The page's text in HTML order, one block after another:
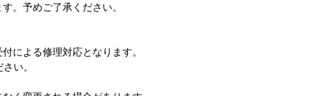
。予めご了承ください。
による修理対応となります。
い。